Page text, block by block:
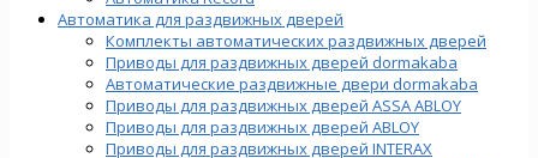
Автоматика для раздвижных дверей
Комплекты автоматических раздвижных дверей
Приводы для раздвижных дверей dormakaba
Автоматические раздвижные двери dormakaba
Приводы для раздвижных дверей ASSA ABLOY
Приводы для раздвижных дверей ABLOY
Приводы для раздвижных дверей INTERAX